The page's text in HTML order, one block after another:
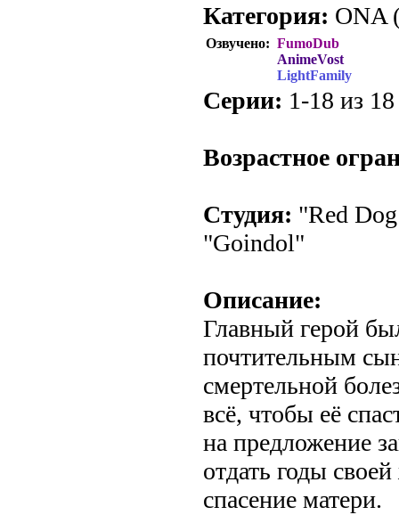
Категория: ONA
Озвучено: FumoDub
AnimeVost
LightFamily
Серии: 1-18 из
Возрастное
Студия: "Red
"Goindol"
Описание:
Главный герой
почтительным
смертельной
всё, чтобы её
на предложение
отдать годы
спасение матери.